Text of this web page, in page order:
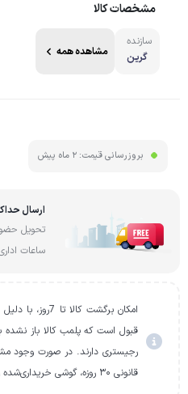
مشخصات کالا
سازنده
گرین
مشاهده همه
بروزرسانی قیمت: 2 ماه پیش
ارسال حداکثر 6 ساعت اداری پس
ساعات
امکان برگشت
قبول است که پلمب کالا باز
رجیستری دارند. در صورت وجود
قانونی ۳۰ روزه، گوشی خریداری‌شده را مرجوع کنید.